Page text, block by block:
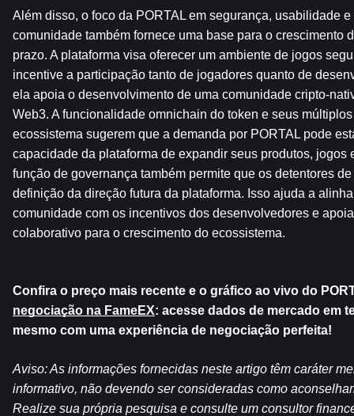
Além disso, o foco da PORTAL em segurança, usabilidade
comunidade também fornece uma base para o crescimento
prazo. A plataforma visa oferecer um ambiente de jogos
incentive a participação tanto de jogadores quanto de
ela apoia o desenvolvimento de uma comunidade cripto-
Web3. A funcionalidade omnichain do token e seus
ecossistema sugerem que a demanda por PORTAL pode
capacidade da plataforma de expandir seus produtos, jogos
função de governança também permite que os detentores
definição da direção futura da plataforma. Isso ajuda a
comunidade com os incentivos dos desenvolvedores e
colaborativo para o crescimento do ecossistema.
Confira o preço mais recente e o gráfico ao vivo do
negociação na FameEX: acesse dados de mercado em
mesmo com uma experiência de negociação perfeita!
Aviso: As informações fornecidas neste artigo têm caráter
informativo, não devendo ser consideradas como
Realize sua própria pesquisa e consulte um consultor